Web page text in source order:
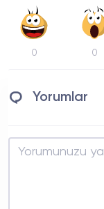
0 0
Yorumlar